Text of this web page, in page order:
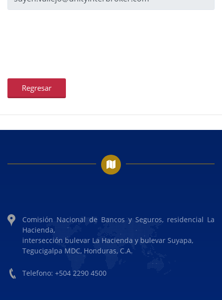
Regresar
Comisión Nacional de Bancos y Seguros, residencial La
Hacienda,
intersección bulevar La Hacienda y bulevar Suyapa,
Tegucigalpa MDC, Honduras, C.A.
Telefono: +504 2290 4500